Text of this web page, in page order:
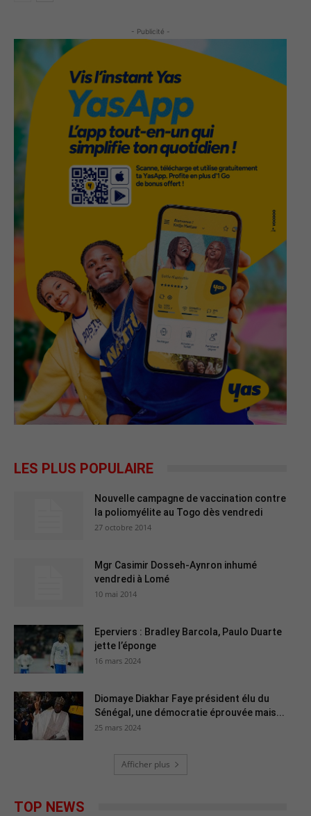
- Publicité -
LES PLUS POPULAIRE
Nouvelle campagne de vaccination contre
la poliomyélite au Togo dès vendredi
27 octobre 2014
Mgr Casimir Dosseh-Aynron inhumé
vendredi à Lomé
10 mai 2014
Eperviers : Bradley Barcola, Paulo Duarte
jette l’éponge
16 mars 2024
Diomaye Diakhar Faye président élu du
Sénégal, une démocratie éprouvée mais...
25 mars 2024
Afficher plus
TOP NEWS